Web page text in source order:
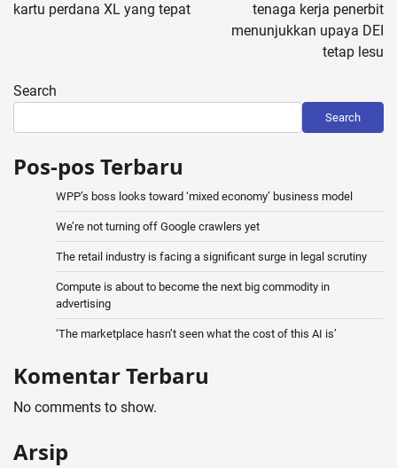
kartu perdana XL yang tepat
tenaga kerja penerbit
menunjukkan upaya DEI
tetap lesu
Search
Search
Pos-pos Terbaru
WPP’s boss looks toward ‘mixed economy’ business model
We’re not turning off Google crawlers yet
The retail industry is facing a significant surge in legal scrutiny
Compute is about to become the next big commodity in
advertising
‘The marketplace hasn’t seen what the cost of this AI is’
Komentar Terbaru
No comments to show.
Arsip